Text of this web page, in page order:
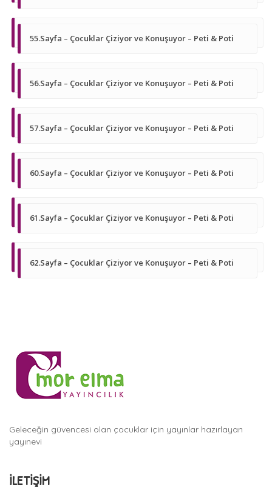
55.Sayfa – Çocuklar Çiziyor ve Konuşuyor – Peti & Poti
56.Sayfa – Çocuklar Çiziyor ve Konuşuyor – Peti & Poti
57.Sayfa – Çocuklar Çiziyor ve Konuşuyor – Peti & Poti
60.Sayfa – Çocuklar Çiziyor ve Konuşuyor – Peti & Poti
61.Sayfa – Çocuklar Çiziyor ve Konuşuyor – Peti & Poti
62.Sayfa – Çocuklar Çiziyor ve Konuşuyor – Peti & Poti
Geleceğin güvencesi olan çocuklar için yayınlar hazırlayan
yayınevi
İLETIŞIM